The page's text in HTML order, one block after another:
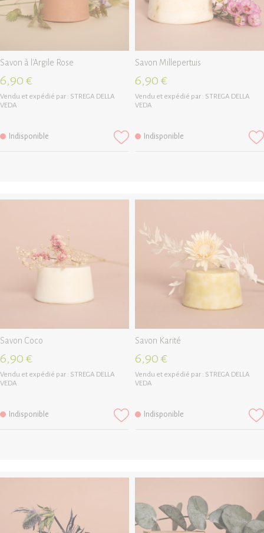
Savon à l'Argile Rose
6,90 €
Vendu et expédié par : STREGA DELLA
VEDA
Indisponible
Savon Millepertuis
6,90 €
Vendu et expédié par : STREGA DELLA
VEDA
Indisponible
Savon Coco
6,90 €
Vendu et expédié par : STREGA DELLA
VEDA
Indisponible
Savon Karité
6,90 €
Vendu et expédié par : STREGA DELLA
VEDA
Indisponible